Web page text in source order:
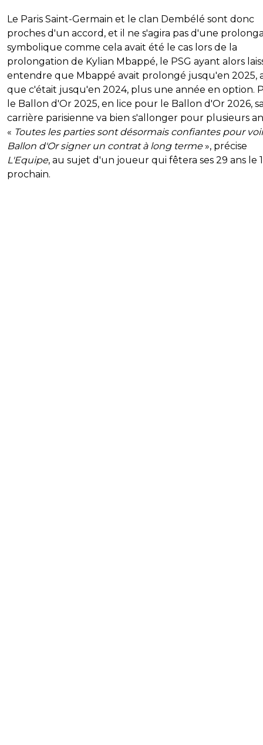
Le Paris Saint-Germain et le clan Dembélé sont donc
proches d'un accord, et il ne s'agira pas d'une
symbolique comme cela avait été le cas lors de la
prolongation de Kylian Mbappé, le PSG ayant alors
entendre que Mbappé avait prolongé jusqu'en 2025,
que c'était jusqu'en 2024, plus une année en option.
le Ballon d'Or 2025, en lice pour le Ballon d'Or 2026,
carrière parisienne va bien s'allonger pour plusieurs
« Toutes les parties sont désormais confiantes pour
Ballon d'Or signer un contrat à long terme», précise
L'Equipe, au sujet d'un joueur qui fêtera ses 29 ans le
prochain.